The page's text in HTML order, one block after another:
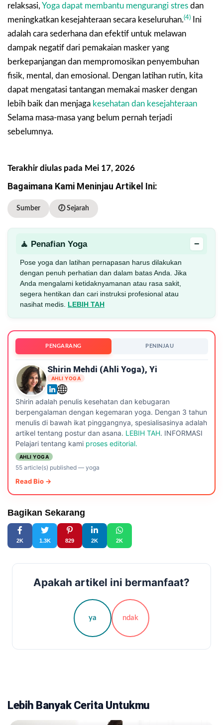
relaksasi, Yoga dapat membantu mengurangi stres dan
meningkatkan kesejahteraan secara keseluruhan.(4)
Ini
adalah cara sederhana dan efektif untuk melawan
dampak negatif dari pemakaian masker yang
berkepanjangan dan mempromosikan penyembuhan
fisik, mental, dan emosional. Dengan latihan rutin, kita
dapat mengatasi tantangan memakai masker dengan
lebih baik dan menjaga kesehatan dan kesejahteraan
Selama masa-masa yang belum pernah terjadi
sebelumnya.
Terakhir diulas pada Mei 17, 2026
Bagaimana Kami Meninjau Artikel Ini:
Sumber 🕖 Sejarah
🧘 Penafian Yoga −
Pose yoga dan latihan pernapasan harus dilakukan
dengan penuh perhatian dan dalam batas Anda. Jika
Anda mengalami ketidaknyamanan atau rasa sakit,
segera hentikan dan cari instruksi profesional atau
nasihat medis. LEBIH TAH
PENGARANG PENINJAU
Shirin Mehdi (ahli Yoga), Yi
AHLI YOGA
Shirin adalah penulis kesehatan dan kebugaran
berpengalaman dengan kegemaran yoga. Dengan 3 tahun
menulis di bawah ikat pinggangnya, spesialisasinya adalah
artikel tentang postur dan asana. LEBIH TAH. INFORMASI
Pelajari tentang kami proses editorial.
AHLI YOGA
55 article(s) published— yoga
Read Bio →
Bagikan Sekarang
2K 1.3K 829 2K 2K
Apakah artikel ini bermanfaat?
ya ndak
Lebih Banyak Cerita Untukmu